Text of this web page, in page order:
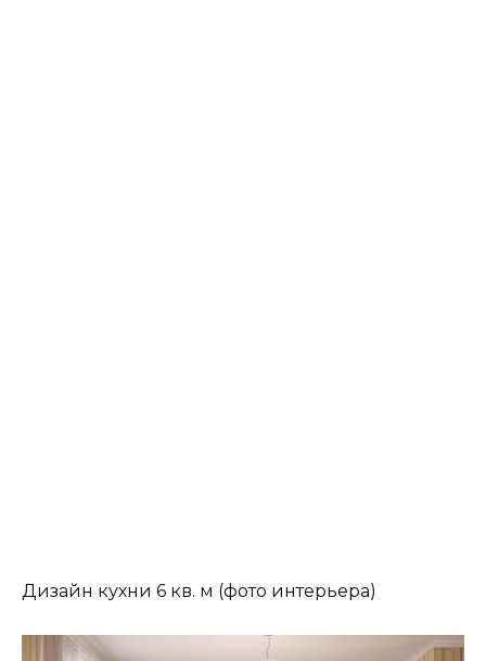
Дизайн кухни 6 кв. м (фото интерьера)